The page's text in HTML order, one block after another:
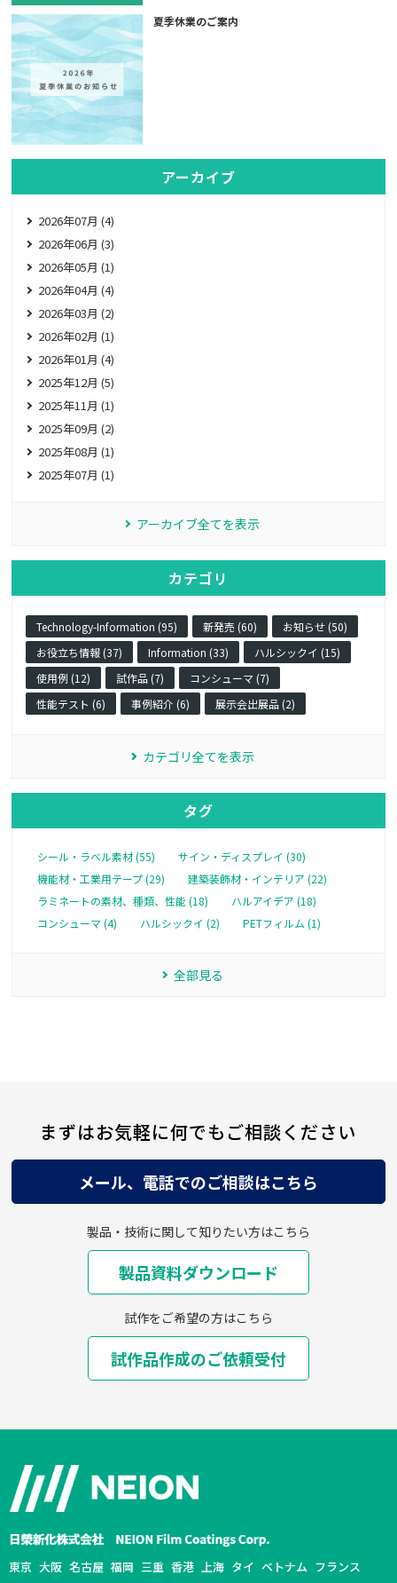
夏季休業のご案内
アーカイブ
2026年07月 (4)
2026年06月 (3)
2026年05月 (1)
2026年04月 (4)
2026年03月 (2)
2026年02月 (1)
2026年01月 (4)
2025年12月 (5)
2025年11月 (1)
2025年09月 (2)
2025年08月 (1)
2025年07月 (1)
アーカイブ全てを表示
カテゴリ
Technology-Information (95) 新発売 (60)
お知らせ (50)
お役立ち情報 (37)
Information (33)
ハルシックイ (15)
使用例 (12)
試作品 (7)
コンシューマ (7)
性能テスト (6)
事例紹介 (6) 展示会出展品 (2)
カテゴリ全てを表示
タグ
シール・ラベル素材 (55)
サイン・ディスプレイ (30)
機能材・工業用テープ (29)
建築装飾材・インテリア (22)
ラミネートの素材、種類、性能 (18)
ハルアイデア (18)
コンシューマ (4)
ハルシックイ (2) PETフィルム (1)
全部見る
まずはお気軽に何でもご相談ください
メール、電話でのご相談はこちら
製品資料ダウンロード
製品・技術に関して知りたい方はこちら
試作品作成のご依頼受付
試作をご希望の方はこちら
東京 大阪 名古屋 福岡 三重 香港 上海 タイ ベトナム フランス